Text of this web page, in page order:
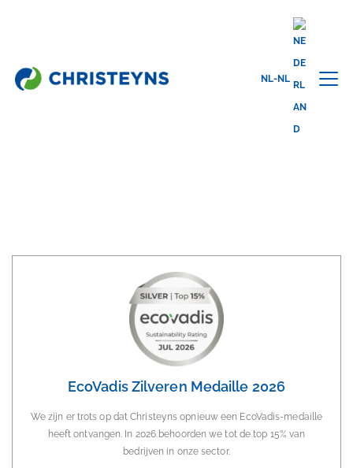
NL-NL
Home Certificaten
EcoVadis Zilveren Medaille 2026
We zijn er trots op dat Christeyns opnieuw een EcoVadis-medaille
heeft ontvangen. In 2026 behoorden we tot de top 15% van
bedrijven in onze sector.